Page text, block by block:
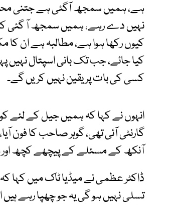
ہے، ہمیں سمجھ آگئی ہے جتنی
نہیں دے رہے، ہمیں سمجھ آ گئی کہ
کیوں رکھا ہوا ہے، مطالبہ ہے ان
کیا جائے، جب تک بانی اسپتال نہیں
کسی کی بات پر یقین نہیں کریں گے۔
انہوں نے کہا کہ ہمیں جیل کے لئے
گارنٹی آئی تھی، گوہر صاحب کا فون
آنکھ کے مسئلے کے پیچھے کچھ
ڈاکٹر عظمی نے میڈیا ٹاک میں کہا
تسلی نہیں ہو گی یہ جو چھپا رہے